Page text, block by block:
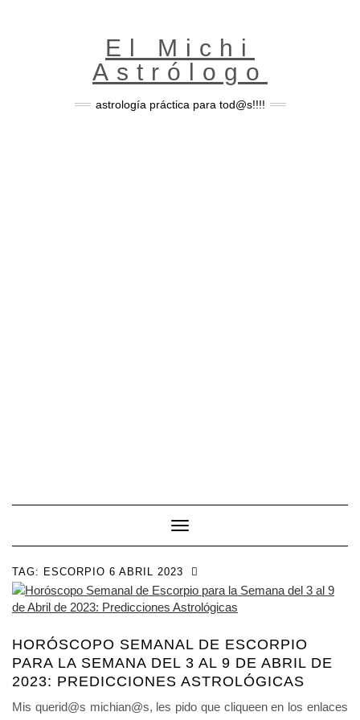
El Michi
Astrólogo
astrología práctica para tod@s!!!!
Toggle Navigation
TAG: ESCORPIO 6 ABRIL 2023
HORÓSCOPO SEMANAL DE ESCORPIO
PARA LA SEMANA DEL 3 AL 9 DE ABRIL DE
2023: PREDICCIONES ASTROLÓGICAS
Mis querid@s michian@s, les pido que cliqueen en los enlaces